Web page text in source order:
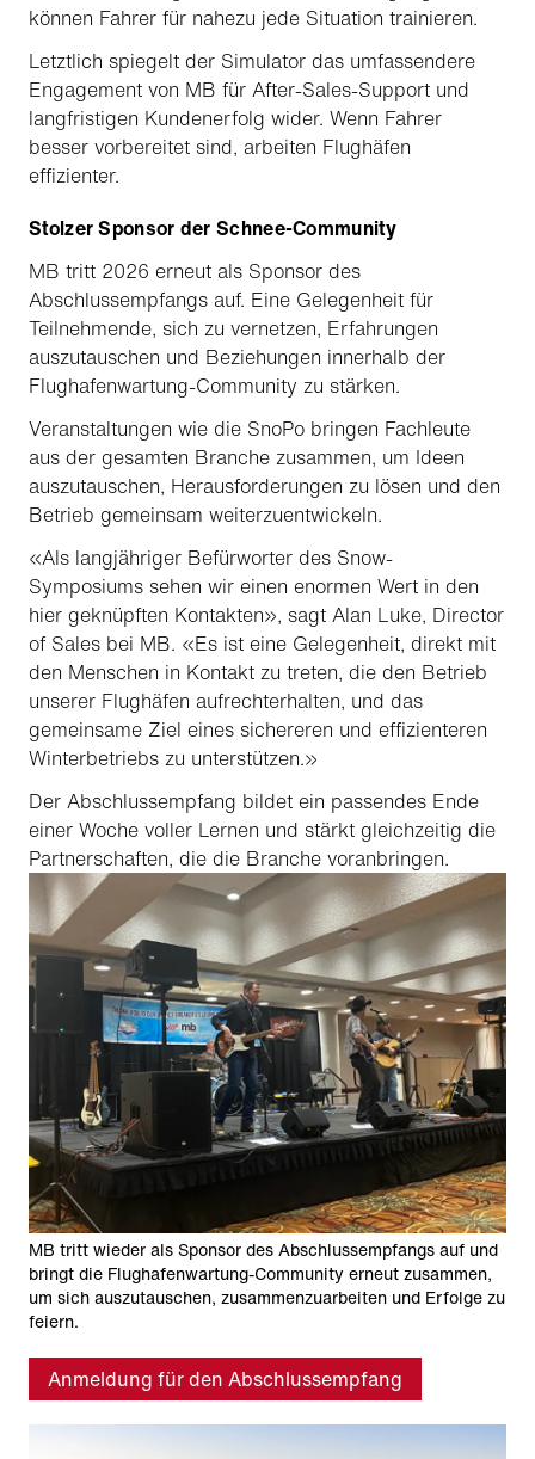
können Fahrer für nahezu jede Situation trainieren.
Letztlich spiegelt der Simulator das umfassendere
Engagement von MB für After-Sales-Support und
langfristigen Kundenerfolg wider. Wenn Fahrer
besser vorbereitet sind, arbeiten Flughäfen
effizienter.
Stolzer Sponsor der Schnee-Community
MB tritt 2026 erneut als Sponsor des
Abschlussempfangs auf. Eine Gelegenheit für
Teilnehmende, sich zu vernetzen, Erfahrungen
auszutauschen und Beziehungen innerhalb der
Flughafenwartung-Community zu stärken.
Veranstaltungen wie die SnoPo bringen Fachleute
aus der gesamten Branche zusammen, um Ideen
auszutauschen, Herausforderungen zu lösen und den
Betrieb gemeinsam weiterzuentwickeln.
«Als langjähriger Befürworter des Snow-
Symposiums sehen wir einen enormen Wert in den
hier geknüpften Kontakten», sagt Alan Luke, Director
of Sales bei MB. «Es ist eine Gelegenheit, direkt mit
den Menschen in Kontakt zu treten, die den Betrieb
unserer Flughäfen aufrechterhalten, und das
gemeinsame Ziel eines sichereren und effizienteren
Winterbetriebs zu unterstützen.»
Der Abschlussempfang bildet ein passendes Ende
einer Woche voller Lernen und stärkt gleichzeitig die
Partnerschaften, die die Branche voranbringen.
MB tritt wieder als Sponsor des Abschlussempfangs auf und
bringt die Flughafenwartung-Community erneut zusammen,
um sich auszutauschen, zusammenzuarbeiten und Erfolge zu
feiern.
Anmeldung für den Abschlussempfang